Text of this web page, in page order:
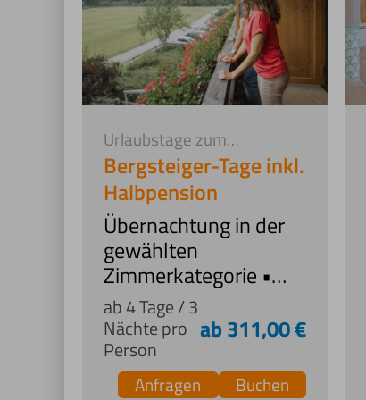
Urlaubstage zum
Vorteilspreis
Bergsteiger-Tage inkl.
Halbpension
Übernachtung in der
gewählten
Zimmerkategorie •
Frühstücksbuffet •
reichhaltiges
Abendbuffet mit
regionalen Gerichten:
ab 4 Tage / 3
Nächte pro
Person
ab 311,00 €
Anfragen Buchen